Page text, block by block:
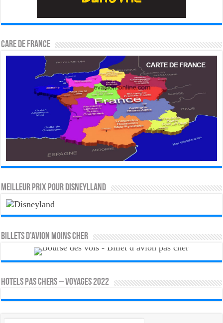
CARE DE FRANCE
MEILLEUR PRIX POUR DISNEYLLAND
Billets d’avion moins cher
HOTELS PAS CHERS – VOYAGES 2022